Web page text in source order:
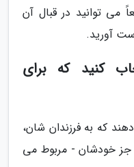
می توانید در قبال آن
آورید.
کنید که برای
که به فرزندان شان،
خودشان - مربوط می